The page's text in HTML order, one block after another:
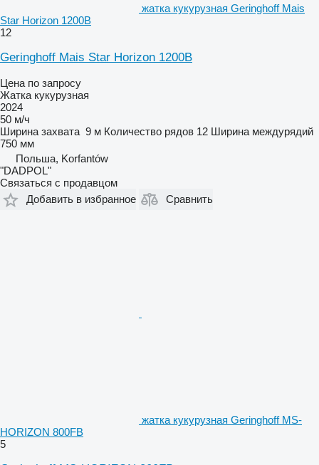
жатка кукурузная Geringhoff Mais
Star Horizon 1200B
12
Geringhoff Mais Star Horizon 1200B
Цена по запросу
Жатка кукурузная
2024
50 м/ч
Ширина захвата 9 м Количество рядов 12 Ширина междурядий
750 мм
Польша, Korfantów
"DADPOL"
Связаться с продавцом
Добавить в избранное
Сравнить
жатка кукурузная Geringhoff MS-
HORIZON 800FB
5